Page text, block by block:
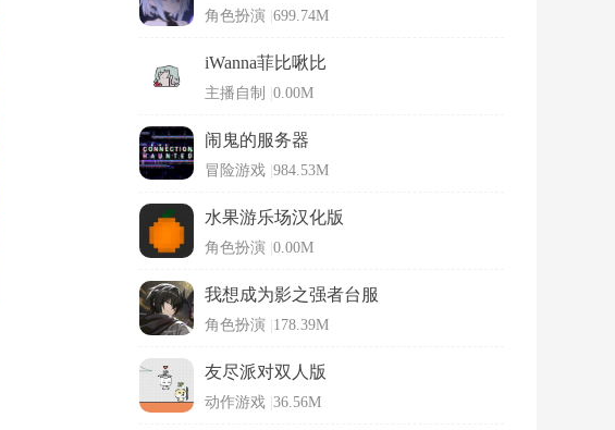
角色扮演 699.74M
iWanna菲比啾比
主播自制 0.00M
闹鬼的服务器
冒险游戏 984.53M
水果游乐场汉化版
角色扮演 0.00M
我想成为影之强者台服
角色扮演 178.39M
友尽派对双人版
动作游戏 36.56M